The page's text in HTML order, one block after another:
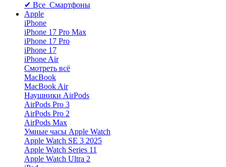
✔ Все Смартфоны
Apple
iPhone
iPhone 17 Pro Max
iPhone 17 Pro
iPhone 17
iPhone Air
Смотреть всё
MacBook
MacBook Air
Наушники AirPods
AirPods Pro 3
AirPods Pro 2
AirPods Max
Умные часы Apple Watch
Apple Watch SE 3 2025
Apple Watch Series 11
Apple Watch Ultra 2